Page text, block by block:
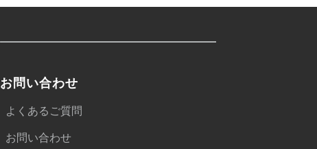
お問い合わせ
よくあるご質問
お問い合わせ